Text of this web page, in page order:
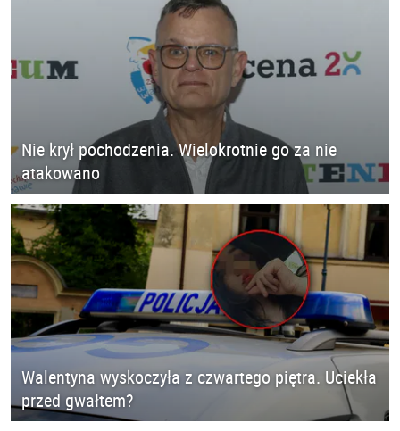
Nie krył pochodzenia. Wielokrotnie go za nie
atakowano
Walentyna wyskoczyła z czwartego piętra. Uciekła
przed gwałtem?